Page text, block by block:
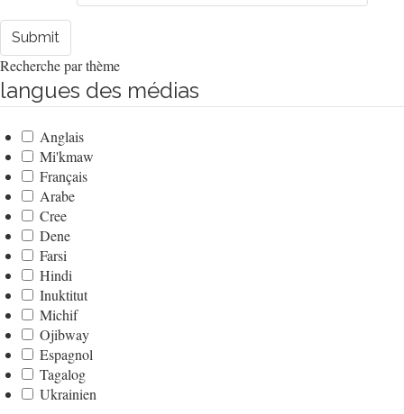
Submit
Recherche par thème
langues des médias
Anglais
Mi'kmaw
Français
Arabe
Cree
Dene
Farsi
Hindi
Inuktitut
Michif
Ojibway
Espagnol
Tagalog
Ukrainien